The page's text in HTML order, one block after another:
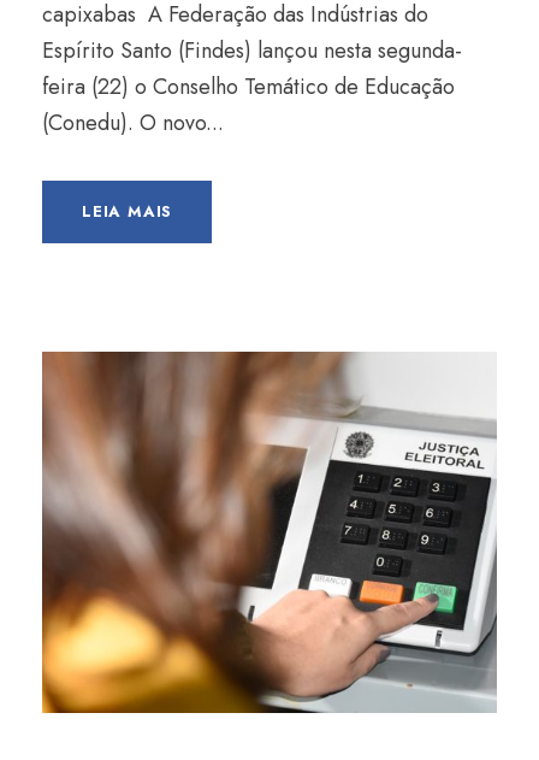
capixabas A Federação das Indústrias do
Espírito Santo (Findes) lançou nesta segunda-
feira (22) o Conselho Temático de Educação
(Conedu). O novo...
LEIA MAIS